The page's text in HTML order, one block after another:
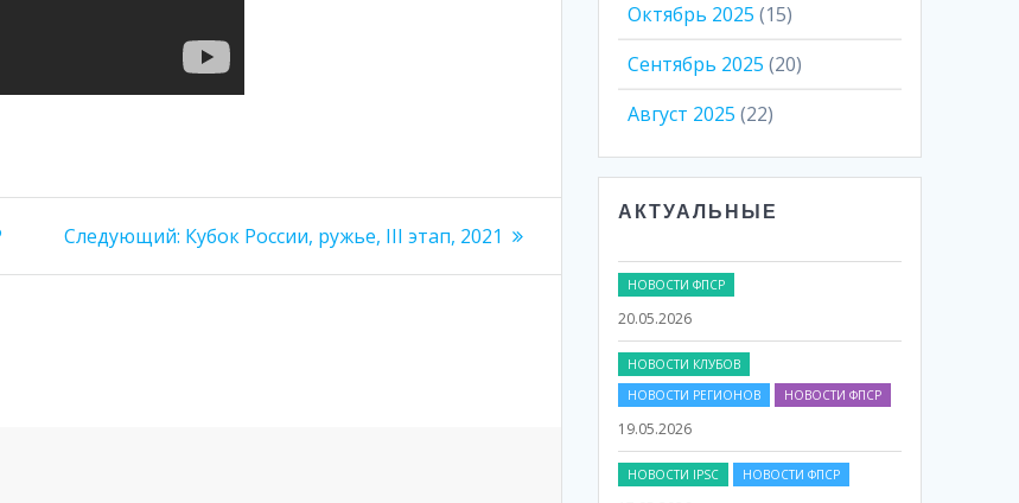
Следующий: Следующая
Кубок России, ружье, III этап, 2021
Октябрь 2025 (15)
Сентябрь 2025 (20)
Август 2025 (22)
АКТУАЛЬНЫЕ
НОВОСТИ ФПСР
20.05.2026
НОВОСТИ КЛУБОВ
НОВОСТИ РЕГИОНОВ
19.05.2026
НОВОСТИ IPSC НОВОСТИ ФПСР
17.05.2026